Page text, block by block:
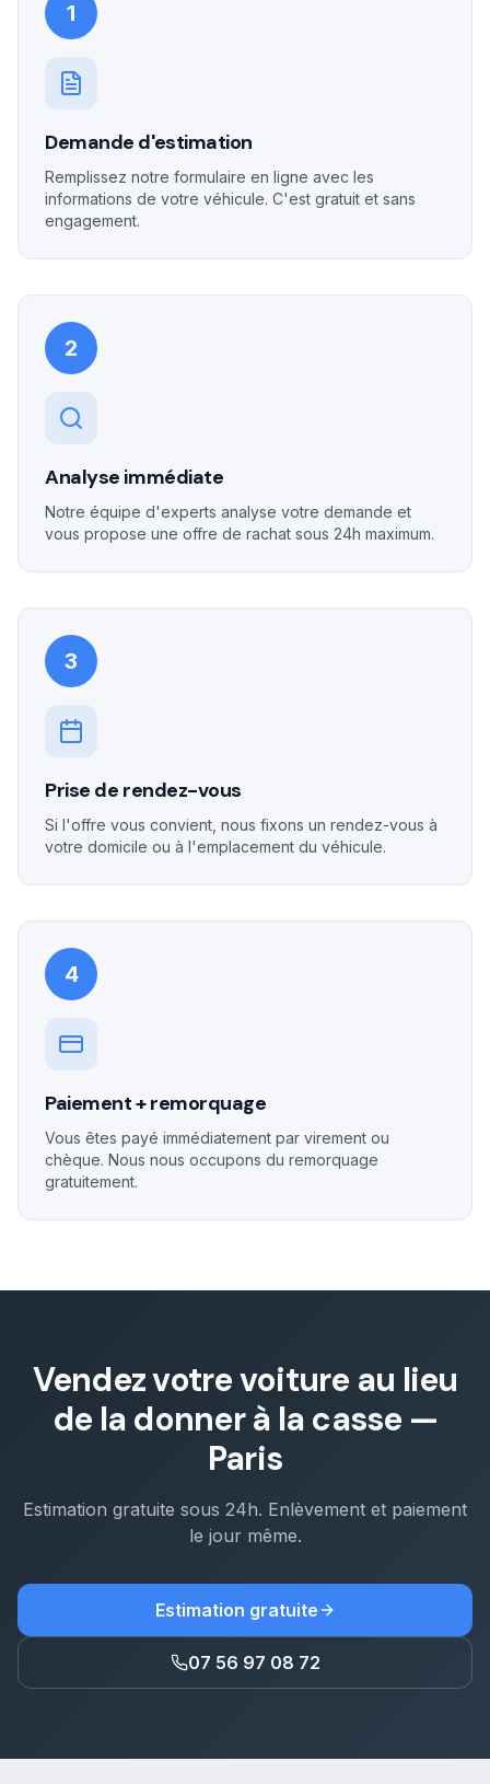
1
Demande d'estimation
Remplissez notre formulaire en ligne avec les
informations de votre véhicule. C'est gratuit et sans
engagement.
2
Analyse immédiate
Notre équipe d'experts analyse votre demande et
vous propose une offre de rachat sous 24h maximum.
3
Prise de rendez-vous
Si l'offre vous convient, nous fixons un rendez-vous à
votre domicile ou à l'emplacement du véhicule.
4
Paiement + remorquage
Vous êtes payé immédiatement par virement ou
chèque. Nous nous occupons du remorquage
gratuitement.
Vendez votre voiture au lieu
de la donner à la casse —
Paris
Estimation gratuite sous 24h. Enlèvement et paiement
le jour même.
Estimation gratuite
07 56 97 08 72